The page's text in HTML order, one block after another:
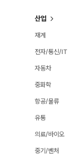
산업
재계
전자/통신/IT
자동차
중화학
항공/물류
유통
의료/바이오
중기/벤처